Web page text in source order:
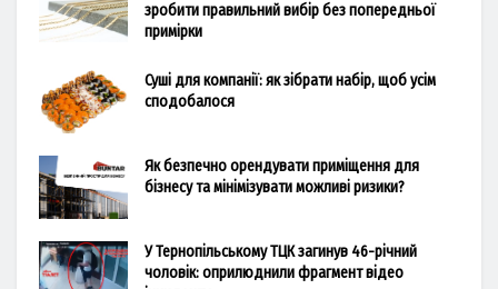
зробити правильний вибір без попередньої
примірки
Суші для компанії: як зібрати набір, щоб усім
сподобалося
Як безпечно орендувати приміщення для
бізнесу та мінімізувати можливі ризики?
У Тернопільському ТЦК загинув 46-річний
чоловік: оприлюднили фрагмент відео